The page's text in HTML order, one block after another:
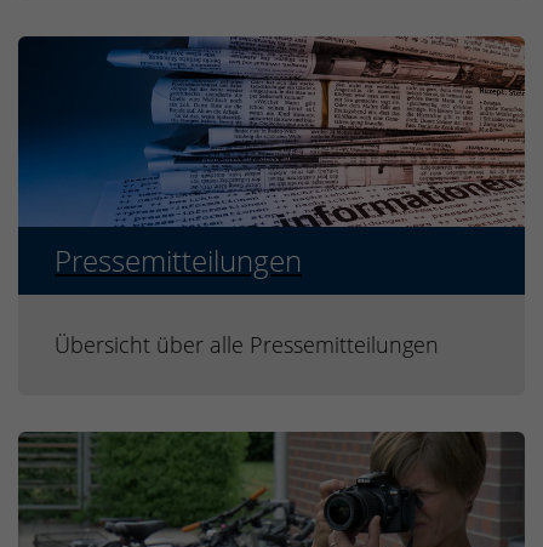
Pressemitteilungen
Übersicht über alle Pressemitteilungen